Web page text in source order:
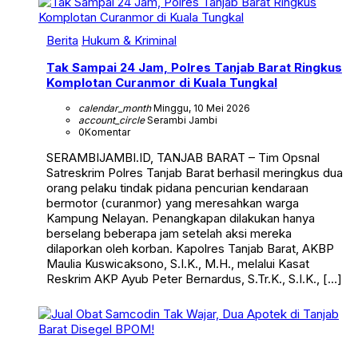
Berita Hukum & Kriminal
Tak Sampai 24 Jam, Polres Tanjab Barat Ringkus
Komplotan Curanmor di Kuala Tungkal
calendar_monthMinggu, 10 Mei 2026
account_circleSerambi Jambi
0Komentar
SERAMBIJAMBI.ID, TANJAB BARAT – Tim Opsnal
Satreskrim Polres Tanjab Barat berhasil meringkus dua
orang pelaku tindak pidana pencurian kendaraan
bermotor (curanmor) yang meresahkan warga
Kampung Nelayan. Penangkapan dilakukan hanya
berselang beberapa jam setelah aksi mereka
dilaporkan oleh korban. Kapolres Tanjab Barat, AKBP
Maulia Kuswicaksono, S.I.K., M.H., melalui Kasat
Reskrim AKP Ayub Peter Bernardus, S.Tr.K., S.I.K., […]